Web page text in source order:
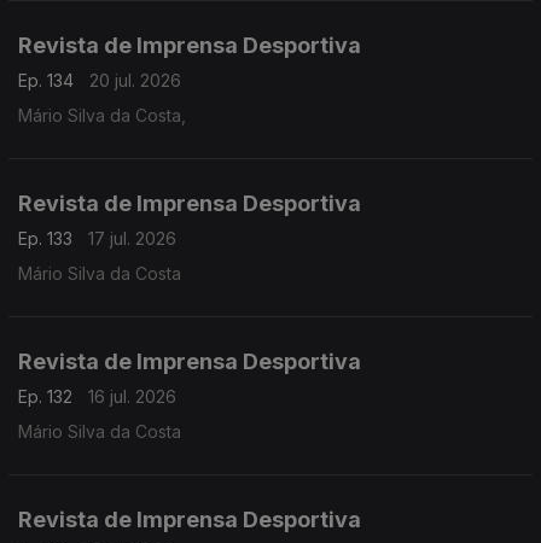
Revista de Imprensa Desportiva
Ep. 134
20 jul. 2026
Mário Silva da Costa,
Revista de Imprensa Desportiva
Ep. 133
17 jul. 2026
Mário Silva da Costa
Revista de Imprensa Desportiva
Ep. 132
16 jul. 2026
Mário Silva da Costa
Revista de Imprensa Desportiva